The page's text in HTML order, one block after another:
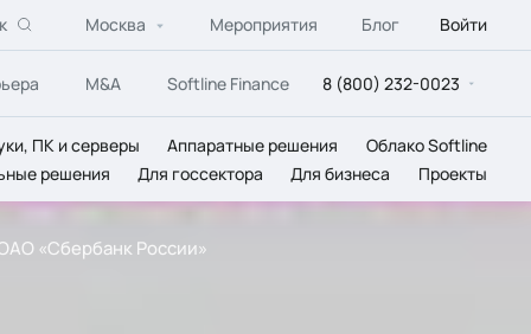
Москва Мероприятия Блог Войти
M&A Softline Finance 8 (800) 232-0023
ПК и серверы Аппаратные решения
Облако Softline
решения Для госсектора Для бизнеса Проекты
«Сбербанк России»